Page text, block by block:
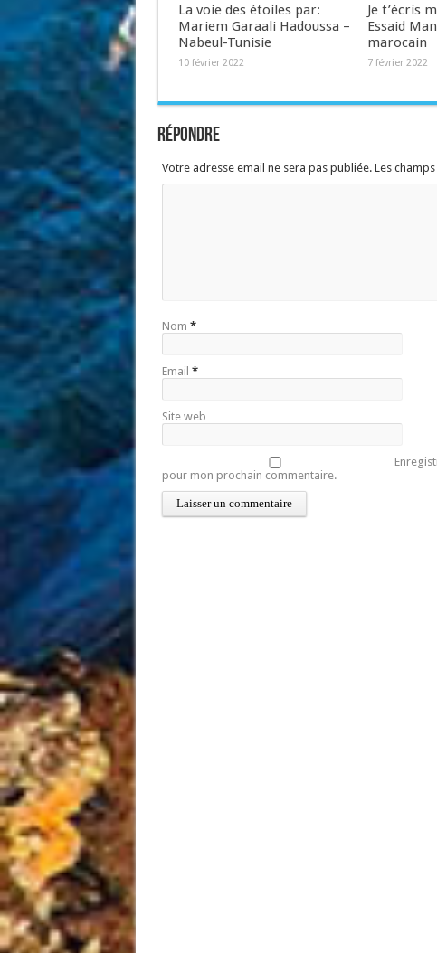
La voie des étoiles par:
Mariem Garaali Hadoussa –
Nabeul-Tunisie
10 février 2022
Je t’écris
Essaid
marocain
7 février 2022
Répondre
Votre adresse email ne sera pas publiée. Les
Nom *
Email *
Site web
pour mon prochain commentaire.